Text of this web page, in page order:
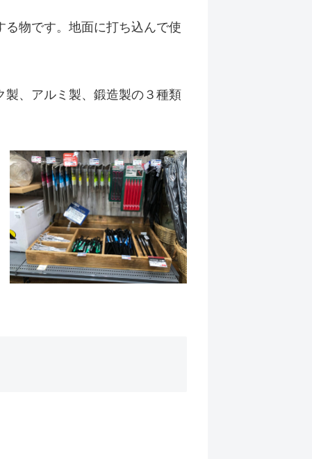
物です。地面に打ち込んで使
製、アルミ製、鍛造製の３種類